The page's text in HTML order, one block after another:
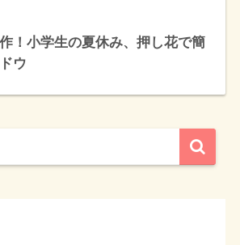
！小学生の夏休み、押し花で簡
ウ